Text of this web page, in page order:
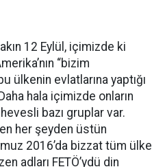
12 Eylül, içimizde ki
“bizim
ülkenin evlatlarına yaptığı
hala içimizde onların
bazı gruplar var.
her şeyden üstün
2016’da bizzat tüm ülke
adları FETÖ’ydü din